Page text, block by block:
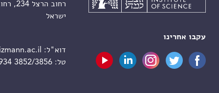
עקבו אחרינו
רחוב הרצל 234, רחובות 7610001
ישראל
דוא"ל:
טל:3852/3856